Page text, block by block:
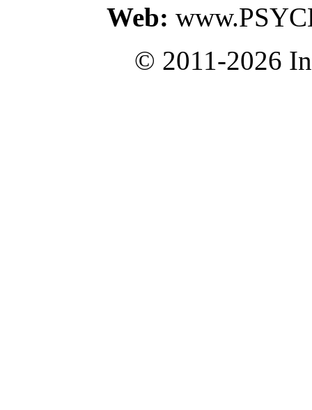
Web:
© 2011-2026